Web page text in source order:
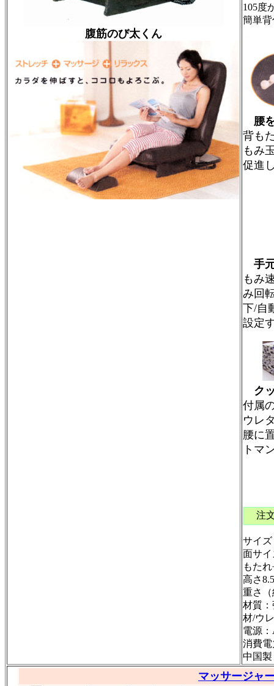
腹筋のび太くん
105度
簡単
腰
背も
もみ
促進
手
もみ
み回
下/自
設定
ク
付属
ウレ
腰に
トマ
注
サイズ
面サイ
もた
高さ
重さ（
材質
材/ウ
電源
消費電
中国製
マッサージャ